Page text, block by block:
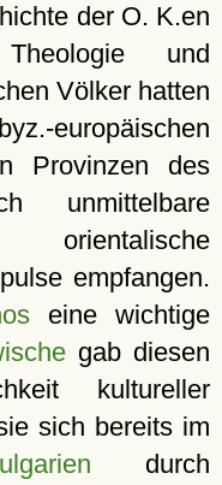
der O. K.en
und
Völker hatten
europäischen
Provinzen des
unmittelbare
orientalische
empfangen.
eine wichtige
gab diesen
kultureller
sich bereits im
durch